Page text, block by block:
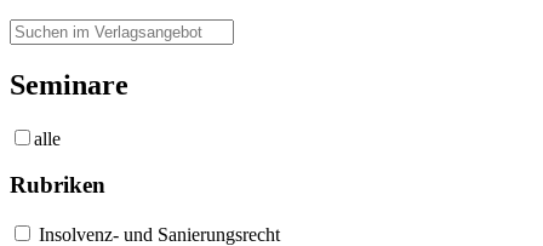
Seminare
alle
Rubriken
Insolvenz- und Sanierungsrecht